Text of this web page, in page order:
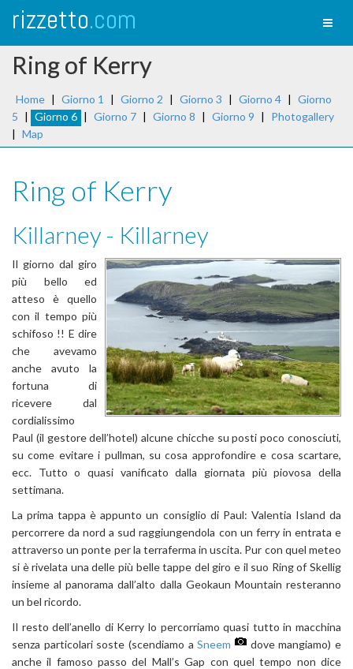
rizzetto.com
Ring of Kerry
Home | Giorno 1 | Giorno 2 | Giorno 3 | Giorno 4 | Giorno
5 | Giorno 6 | Giorno 7 | Giorno 8 | Giorno 9 |
Photogallery
| Map
Ring of Kerry
Killarney - Killarney
Il giorno dal giro
più bello ed
atteso è quello
con il tempo più
schifoso !! E dire
che avevamo
anche avuto la
fortuna di
ricevere dal
cordialissimo
Paul (il gestore dell’hotel) alcune chicche su posti poco conosciuti,
su come evitare i pullman, su cosa approfondire e cosa scartare,
ecc. Tutto o quasi vanificato dalla giornata più piovosa della
settimana.
La prima tappa è appunto un consiglio di Paul: Valentia Island da
percorrere da nord a sud raggiungendola con un ferry in entrata e
attraverso un ponte per la terraferma in uscita. Pur con quel meteo
si è rivelata una delle più belle tappe del giro e il suo Ring of Skellig
insieme al panorama dall’alto dalla Geokaun Mountain resteranno
un bel ricordo.
Il resto dell’anello di Kerry lo percorriamo quasi tutto in macchina
senza particolari soste (scendiamo aSneem
dove mangiamo) e
anche il famoso passo del Mall’s Gap con quel tempo non dice